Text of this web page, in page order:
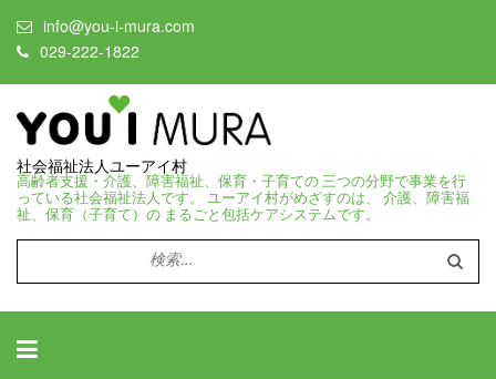
info@you-i-mura.com
029-222-1822
社会福祉法人ユーアイ村
高齢者支援・介護、障害福祉、保育・子育ての 三つの分野で事業を行
っている社会福祉法人です。 ユーアイ村がめざすのは、 介護、障害福
祉、保育（子育て）の まるごと包括ケアシステムです。
検
索: